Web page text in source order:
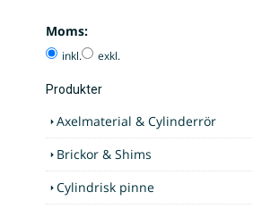
Moms:
inkl. exkl.
Produkter
Axelmaterial & Cylinderrör
Brickor & Shims
Cylindrisk pinne